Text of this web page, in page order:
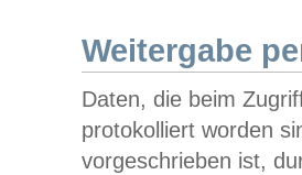
Weitergabe
Daten, die beim
protokolliert worden
vorgeschrieben ist,